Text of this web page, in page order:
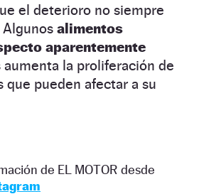
el deterioro no siempre
alimentos
aparentemente
aumenta la proliferación de
que pueden afectar a su
de EL MOTOR desde